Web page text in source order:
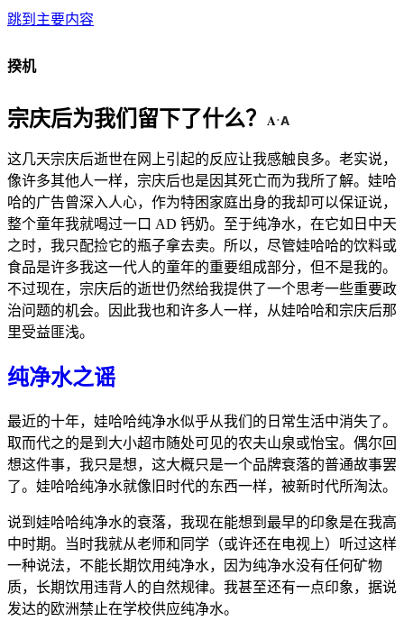
跳到主要内容
揆机
宗庆后为我们留下了什么？ A·A
这几天宗庆后逝世在网上引起的反应让我感触良多。老实说，
像许多其他人一样，宗庆后也是因其死亡而为我所了解。娃哈
哈的广告曾深入人心，作为特困家庭出身的我却可以保证说，
整个童年我就喝过一口 AD 钙奶。至于纯净水，在它如日中天
之时，我只配捡它的瓶子拿去卖。所以，尽管娃哈哈的饮料或
食品是许多我这一代人的童年的重要组成部分，但不是我的。
不过现在，宗庆后的逝世仍然给我提供了一个思考一些重要政
治问题的机会。因此我也和许多人一样，从娃哈哈和宗庆后那
里受益匪浅。
纯净水之谣
最近的十年，娃哈哈纯净水似乎从我们的日常生活中消失了。
取而代之的是到大小超市随处可见的农夫山泉或怡宝。偶尔回
想这件事，我只是想，这大概只是一个品牌衰落的普通故事罢
了。娃哈哈纯净水就像旧时代的东西一样，被新时代所淘汰。
说到娃哈哈纯净水的衰落，我现在能想到最早的印象是在我高
中时期。当时我就从老师和同学（或许还在电视上）听过这样
一种说法，不能长期饮用纯净水，因为纯净水没有任何矿物
质，长期饮用违背人的自然规律。我甚至还有一点印象，据说
发达的欧洲禁止在学校供应纯净水。